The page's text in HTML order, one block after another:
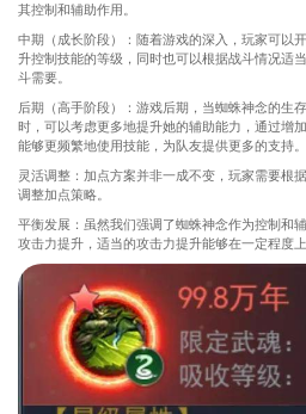
其控制和辅助作用。
中期（成长阶段）：随着游戏的深入，玩家可以
升控制技能的等级，同时也可以根据战斗情况适
斗需要。
后期（高手阶段）：游戏后期，当蜘蛛神念的生
时，可以考虑更多地提升她的辅助能力，通过增
能够更频繁地使用技能，为队友提供更多的支持。
灵活调整：加点方案并非一成不变，玩家需要根
调整加点策略。
平衡发展：虽然我们强调了蜘蛛神念作为控制和
攻击力提升，适当的攻击力提升能够在一定程度